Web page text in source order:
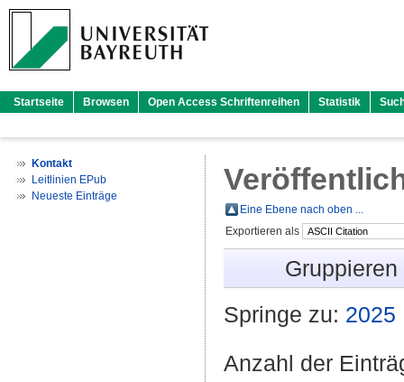
Startseite Browsen Open Access Schriftenreihen Statistik
Kontakt
Leitlinien EPub
Neueste Einträge
Eine Ebene nach oben ...
Exportieren als
Springe zu: 2025
Anzahl der